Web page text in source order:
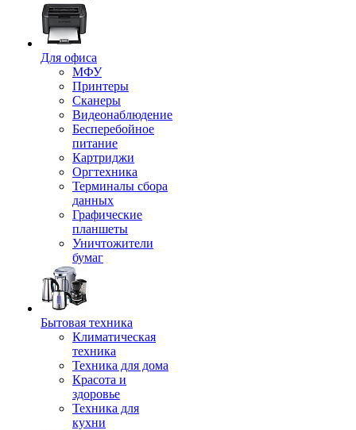
Для офиса
МФУ
Принтеры
Сканеры
Видеонаблюдение
Бесперебойное
питание
Картриджи
Оргтехника
Терминалы сбора
данных
Графические
планшеты
Уничтожители
бумаг
Бытовая техника
Климатическая
техника
Техника для дома
Красота и
здоровье
Техника для
кухни